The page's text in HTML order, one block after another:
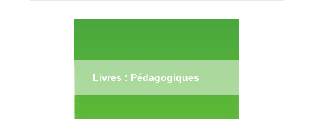
Livres : Pédagogiques